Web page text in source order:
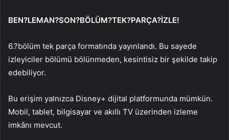
BEN?LEMAN?SON?BÖLÜM?TEK?PARÇA?İZLE!
6.?bölüm tek parça formatında yayınlandı. Bu sayede
izleyiciler bölümü bölünmeden, kesintisiz bir şekilde takip
edebiliyor.
Bu erişim yalnızca Disney+ dijital platformunda mümkün.
Mobil, tablet, bilgisayar ve akıllı TV üzerinden izleme
imkânı mevcut.